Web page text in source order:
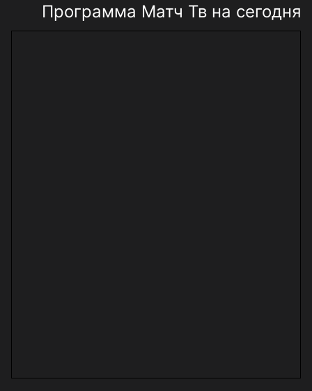
Программа Матч Тв на сегодня